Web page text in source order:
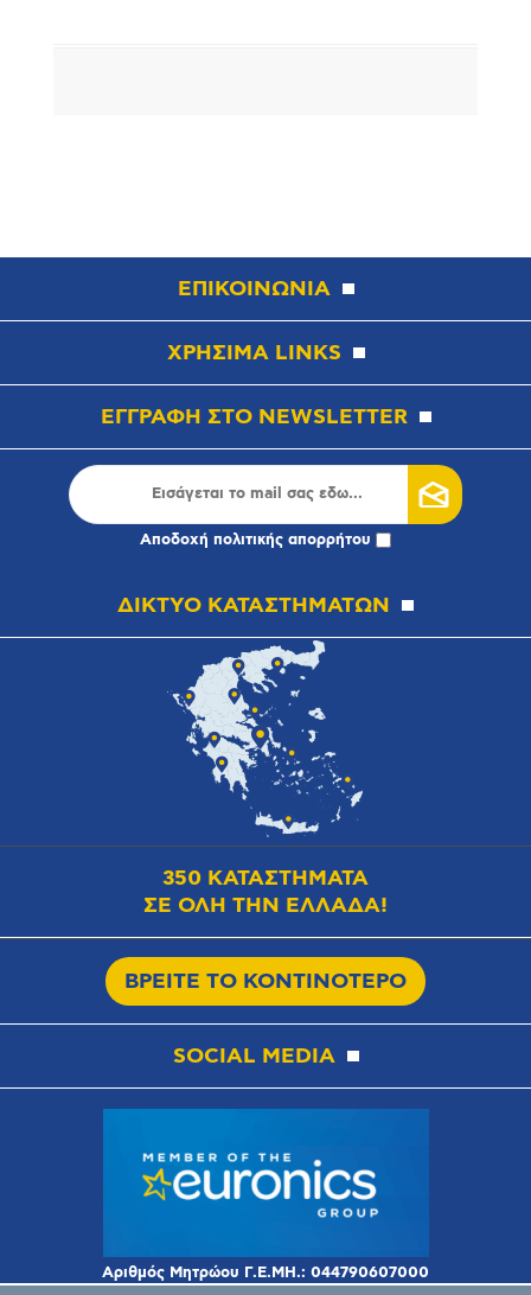
ΕΠΙΚΟΙΝΩΝΙΑ
ΧΡΗΣΙΜΑ LINKS
ΕΓΓΡΑΦΗ ΣΤΟ NEWSLETTER
Αποδοχή πολιτικής απορρήτου
ΔΙΚΤΥΟ ΚΑΤΑΣΤΗΜΑΤΩΝ
350 ΚΑΤΑΣΤΗΜΑΤΑ
ΣΕ ΟΛΗ ΤΗΝ ΕΛΛΑΔΑ!
ΒΡΕΙΤΕ ΤΟ ΚΟΝΤΙΝΟΤΕΡΟ
SOCIAL MEDIA